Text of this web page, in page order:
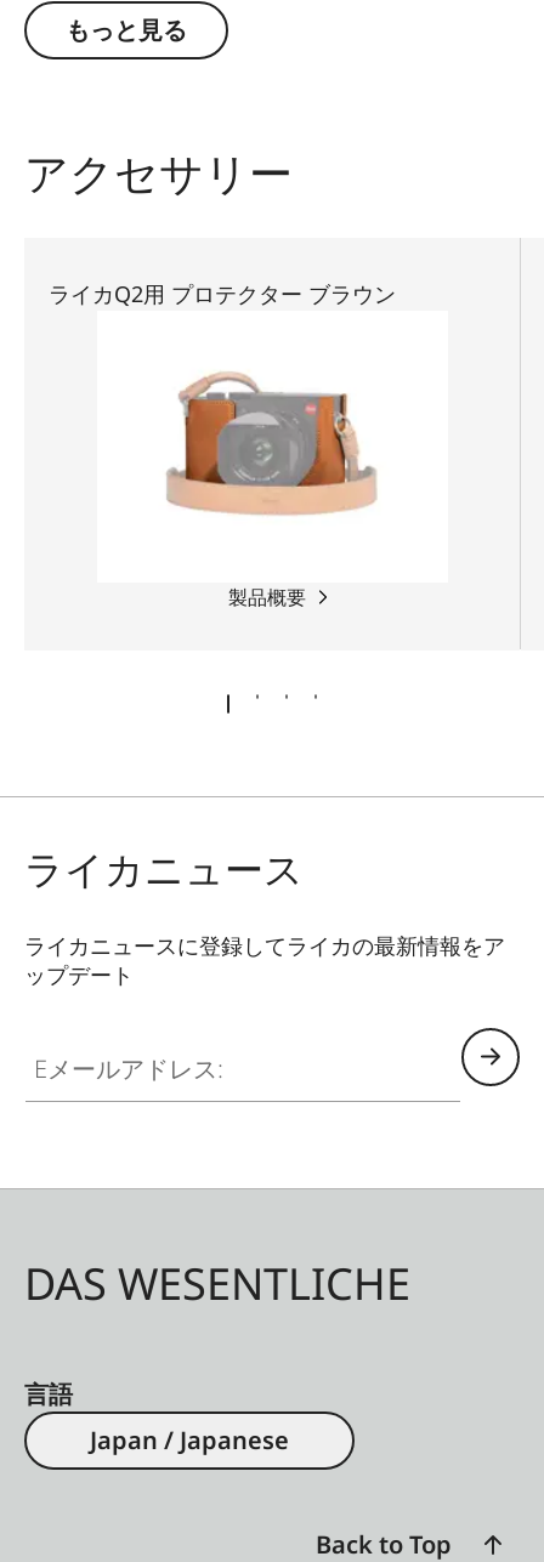
もっと見る
アクセサリー
ライカQ2用 プロテクター ブラウン
製品概要
ライカニュース
ライカニュースに登録してライカの最新情報をア
ップデート
DAS WESENTLICHE
言語
Japan / Japanese
Back to Top